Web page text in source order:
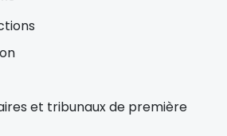
et tribunaux de première